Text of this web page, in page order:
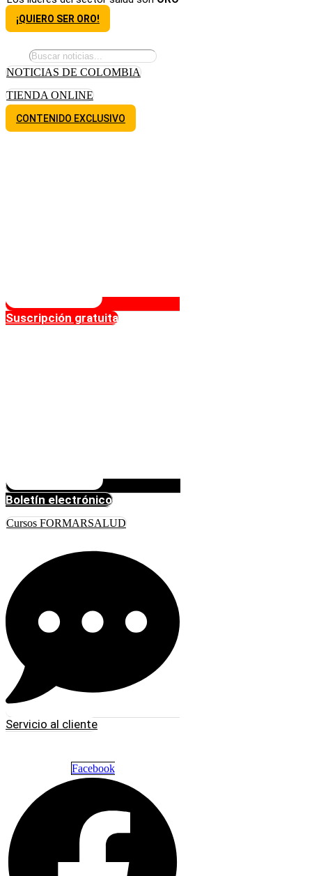
¡QUIERO SER ORO!
NOTICIAS DE COLOMBIA
TIENDA ONLINE
CONTENIDO EXCLUSIVO
Suscripción gratuita
Boletín electrónico
Cursos FORMARSALUD
Servicio al cliente
Facebook